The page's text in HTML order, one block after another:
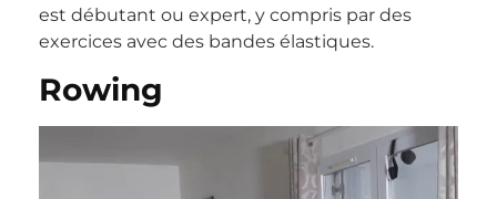
est débutant ou expert, y compris par des
exercices avec des bandes élastiques.
Rowing